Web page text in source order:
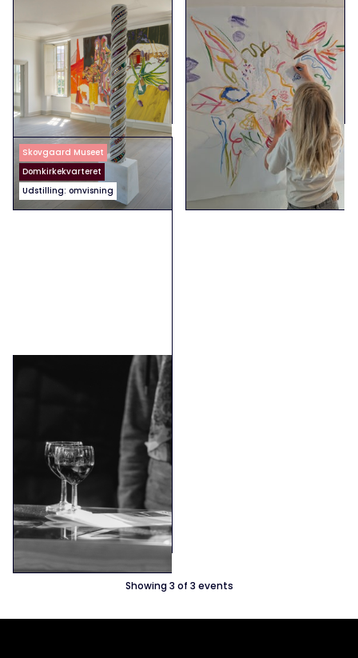
Gratis omvisning - 1.
torsdag i måneden
2. Jul - 3. Sep
Hver 1. torsdag i måneden,
uden tilmelding
MOSAIKVÆRKSTED
15. Jul - 20. Sep
Værkstedet kan frit benyttes
i museets åbningstider.
Skovgaard Museet
Domkirkekvarteret
Udstilling: omvisning
samarbejde med Viborg
3. sep. kl. 18.30-21.00. En aften
med vin og omvisninger på
Skovgaard Museet og Viborg
Kunsthal
Showing3 of 3 events